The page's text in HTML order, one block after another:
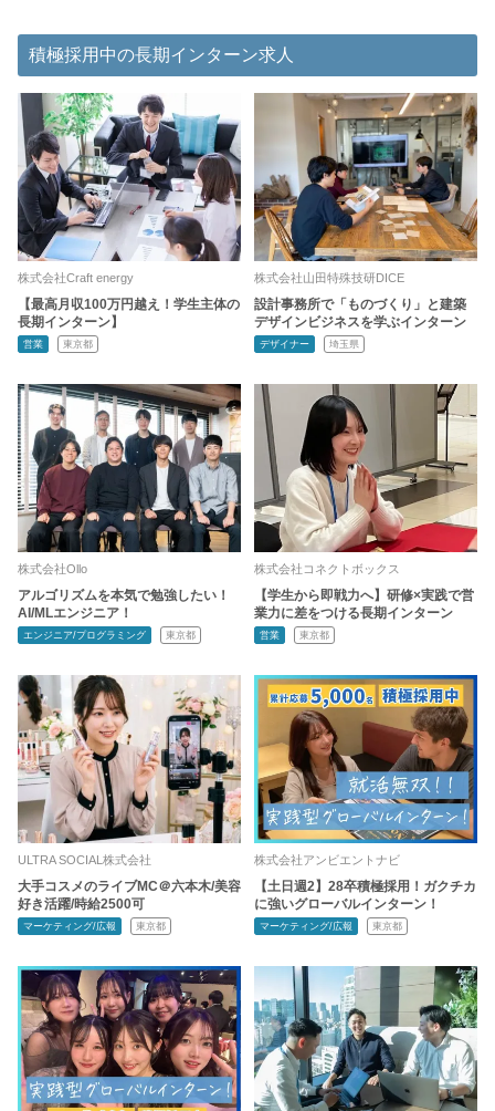
積極採用中の長期インターン求人
株式会社Craft energy
【最高月収100万円越え！学生主体の
長期インターン】
営業 東京都
株式会社山田特殊技研DICE
設計事務所で「ものづくり」と建築
デザインビジネスを学ぶインターン
デザイナー 埼玉県
株式会社Ollo
アルゴリズムを本気で勉強したい！
AI/MLエンジニア！
エンジニア/プログラミング 東京都
株式会社コネクトボックス
【学生から即戦力へ】研修×実践で営
業力に差をつける長期インターン
営業 東京都
ULTRA SOCIAL株式会社
大手コスメのライブMC＠六本木/美容
好き活躍/時給2500可
マーケティング/広報 東京都
株式会社アンビエントナビ
【土日週2】28卒積極採用！ガクチカ
に強いグローバルインターン！
マーケティング/広報 東京都